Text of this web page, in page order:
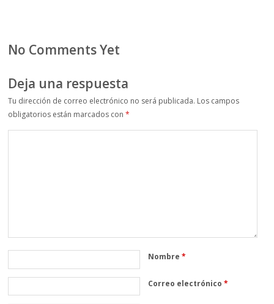
No Comments Yet
Deja una respuesta
Tu dirección de correo electrónico no será publicada. Los campos
obligatorios están marcados con*
Nombre*
Correo electrónico*